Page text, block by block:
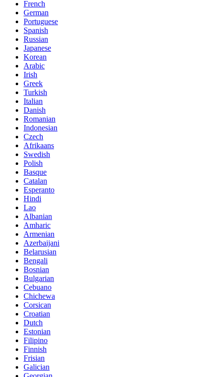
French
German
Portuguese
Spanish
Russian
Japanese
Korean
Arabic
Irish
Greek
Turkish
Italian
Danish
Romanian
Indonesian
Czech
Afrikaans
Swedish
Polish
Basque
Catalan
Esperanto
Hindi
Lao
Albanian
Amharic
Armenian
Azerbaijani
Belarusian
Bengali
Bosnian
Bulgarian
Cebuano
Chichewa
Corsican
Croatian
Dutch
Estonian
Filipino
Finnish
Frisian
Galician